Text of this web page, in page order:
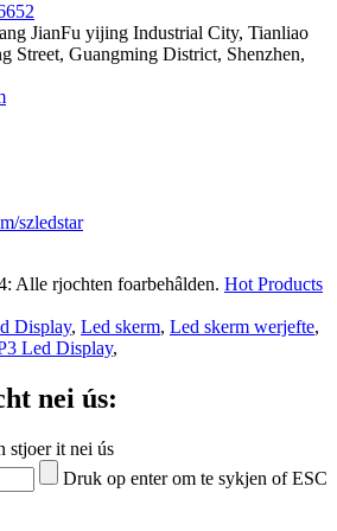
JianFu yijing Industrial City, Tianliao
Street, Guangming District, Shenzhen,
Alle rjochten foarbehâlden. Hot Products
Display, Led skerm, Led skerm werjefte,
Led Display,
nei ús:
stjoer it nei ús
Druk op enter om te sykjen of ESC